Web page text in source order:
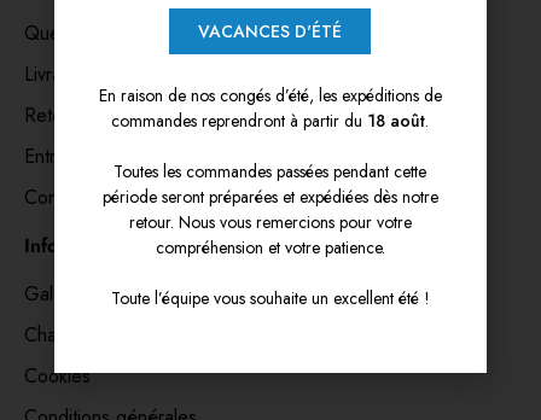
Questions fréquentes
Livraison
Retours
Entretien des produits
Contact
Informations
Galerie 📸
Challenge OKC
Cookies
VACANCES D'ÉTÉ
En raison de nos congés d’été, les expéditions de
commandes reprendront à partir du 18 août.
Toutes les commandes passées pendant cette
période seront préparées et expédiées dès notre
retour. Nous vous remercions pour votre
compréhension et votre patience.
Toute l’équipe vous souhaite un excellent été !